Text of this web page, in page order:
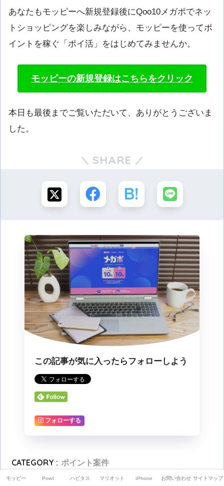
あなたもモッピーへ新規登録後にQoo10メガポでネッ
トショッピングを楽しみながら、モッピーを使ってポ
イントを稼ぐ「ポイ活」をはじめてみませんか。
モッピーの新規登録はこちらをクリック
本日も最後までご覧いただいて、ありがとうございま
した。
SHARE
この記事が気に入ったらフォローしよう
フォローする
CATEGORY : ポイント案件
TAGS :
Qoo10 Qoo10メガポ ポイ活
モッピー Powl ハピタス マリオット iPhone お問い合わせ サイトマップ